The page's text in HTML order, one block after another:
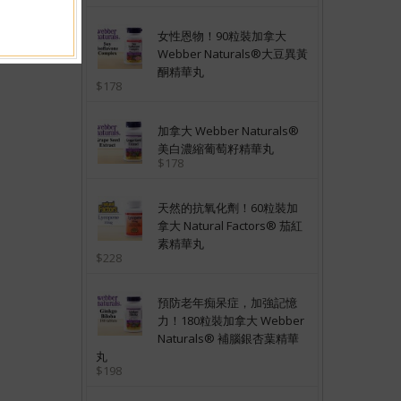
女性恩物！90粒裝加拿大
Webber Naturals®大豆異黃
酮精華丸
$178
加拿大 Webber Naturals®
美白濃縮葡萄籽精華丸
$178
天然的抗氧化劑！60粒裝加
拿大 Natural Factors® 茄紅
素精華丸
$228
預防老年痴呆症，加強記憶
力！180粒裝加拿大 Webber
Naturals® 補腦銀杏葉精華
丸
$198